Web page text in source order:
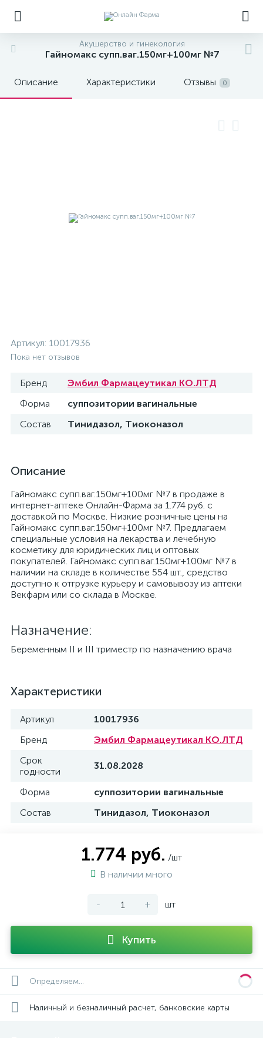
Акушерство и гинекология
Гайномакс супп.ваг.150мг+100мг №7
Описание Характеристики Отзывы 0
Артикул: 10017936
Пока нет отзывов
Бренд Эмбил Фармацеутикал КО.ЛТД
Форма суппозитории вагинальные
Состав Тинидазол, Тиоконазол
Описание
Гайномакс супп.ваг.150мг+100мг №7 в продаже в
интернет-аптеке Онлайн-Фарма за 1.774 руб. с
доставкой по Москве. Низкие розничные цены на
Гайномакс супп.ваг.150мг+100мг №7. Предлагаем
специальные условия на лекарства и лечебную
косметику для юридических лиц и оптовых
покупателей. Гайномакс супп.ваг.150мг+100мг №7 в
наличии на складе в количестве 554 шт., средство
доступно к отгрузке курьеру и самовывозу из аптеки
Векфарм или со склада в Москве.
Назначение:
Беременным II и III триместр по назначению врача
Характеристики
Артикул 10017936
Бренд Эмбил Фармацеутикал КО.ЛТД
Срок
годности
31.08.2028
Форма суппозитории вагинальные
Состав Тинидазол, Тиоконазол
1.774 руб. /шт
В наличии много
- + шт
Купить
Определяем...
Наличный и безналичный расчет, банковские карты